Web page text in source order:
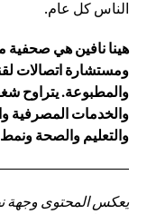
الناس كل عام.
هينا نافين هي
ومستشارة اتصالات
والمطبوعة. يتراوح
والخدمات المصرفية
والتعليم والصحة ونمط
يعكس المحتوى وجهة